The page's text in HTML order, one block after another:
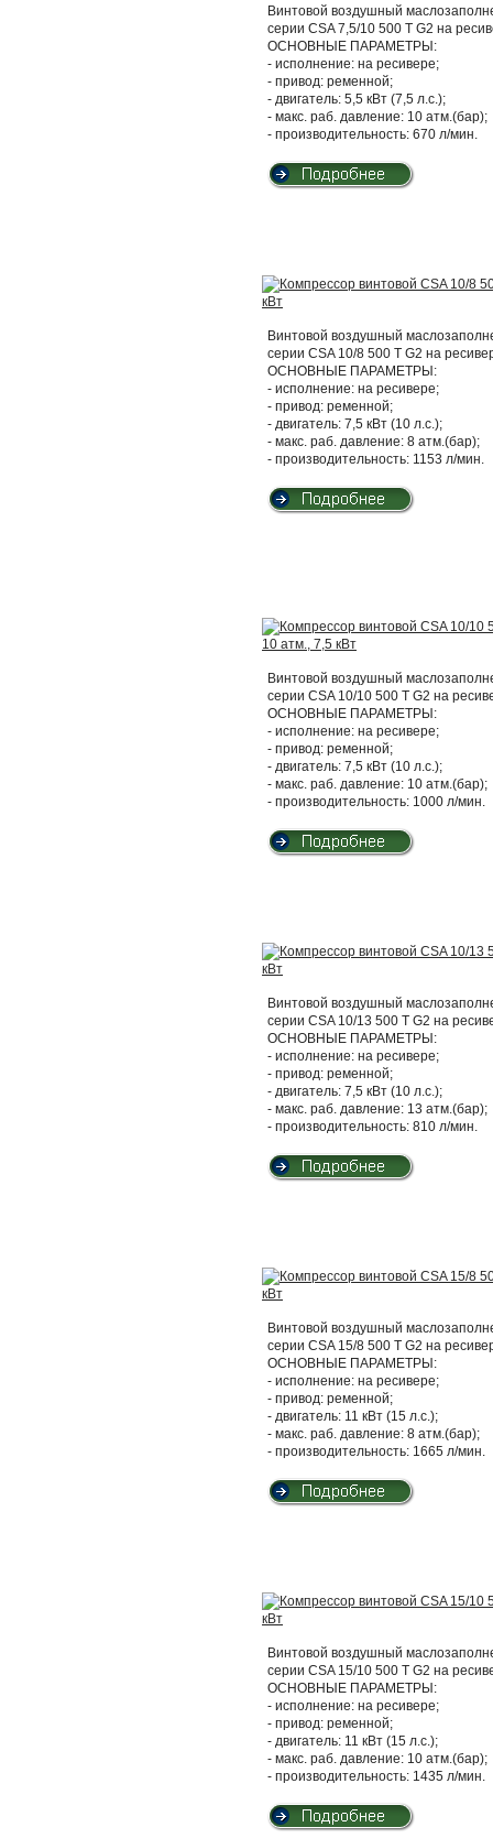
Винтовой воздушный
серии CSA 7,5/10 500 T G2 на
ОСНОВНЫЕ ПАРАМЕТРЫ:
- исполнение: на ресивере;
- привод: ременной;
- двигатель: 5,5 кВт (7,5 л.с.);
- макс. раб. давление: 10 атм.(бар);
- производительность: 670 л/мин.
Винтовой воздушный
серии CSA 10/8 500 T G2 на
ОСНОВНЫЕ ПАРАМЕТРЫ:
- исполнение: на ресивере;
- привод: ременной;
- двигатель: 7,5 кВт (10 л.с.);
- макс. раб. давление: 8 атм.(бар);
- производительность: 1153 л/мин.
Винтовой воздушный
серии CSA 10/10 500 T G2 на
ОСНОВНЫЕ ПАРАМЕТРЫ:
- исполнение: на ресивере;
- привод: ременной;
- двигатель: 7,5 кВт (10 л.с.);
- макс. раб. давление: 10 атм.(бар);
- производительность: 1000 л/мин.
Винтовой воздушный
серии CSA 10/13 500 T G2 на
ОСНОВНЫЕ ПАРАМЕТРЫ:
- исполнение: на ресивере;
- привод: ременной;
- двигатель: 7,5 кВт (10 л.с.);
- макс. раб. давление: 13 атм.(бар);
- производительность: 810 л/мин.
Винтовой воздушный
серии CSA 15/8 500 T G2 на
ОСНОВНЫЕ ПАРАМЕТРЫ:
- исполнение: на ресивере;
- привод: ременной;
- двигатель: 11 кВт (15 л.с.);
- макс. раб. давление: 8 атм.(бар);
- производительность: 1665 л/мин.
Винтовой воздушный
серии CSA 15/10 500 T G2 на
ОСНОВНЫЕ ПАРАМЕТРЫ:
- исполнение: на ресивере;
- привод: ременной;
- двигатель: 11 кВт (15 л.с.);
- макс. раб. давление: 10 атм.(бар);
- производительность: 1435 л/мин.